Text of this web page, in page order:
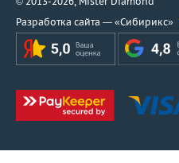
Разработка сайта — «Сибирикс»